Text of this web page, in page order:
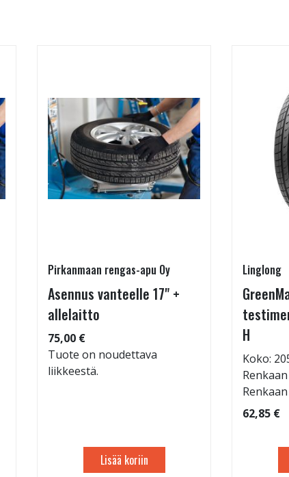
Pirkanmaan rengas-apu Oy
Asennus vanteelle 17" +
allelaitto
75,00 €
Tuote on noudettava
liikkeestä.
Lisää koriin
Linglong
H
Koko:
62,85 €